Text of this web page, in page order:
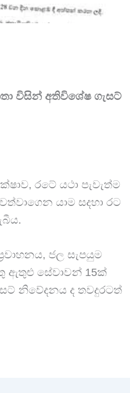
විසින් අතිවිශේෂ ගැසට්
රටේ යථා පැවැත්ම
යාම සදහා රට
ජල සැපයුම
ඇතුළු සේවාවන් 15ක්
නිවේදනය ද තවදුරටත්